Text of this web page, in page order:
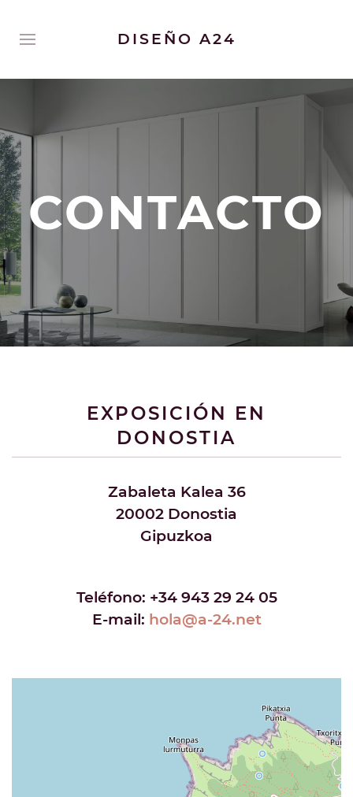
DISEÑO A24
CONTACTO
EXPOSICIÓN EN
DONOSTIA
Zabaleta Kalea 36
20002 Donostia
Gipuzkoa
Teléfono: +34 943 29 24 05
E-mail: hola@a-24.net